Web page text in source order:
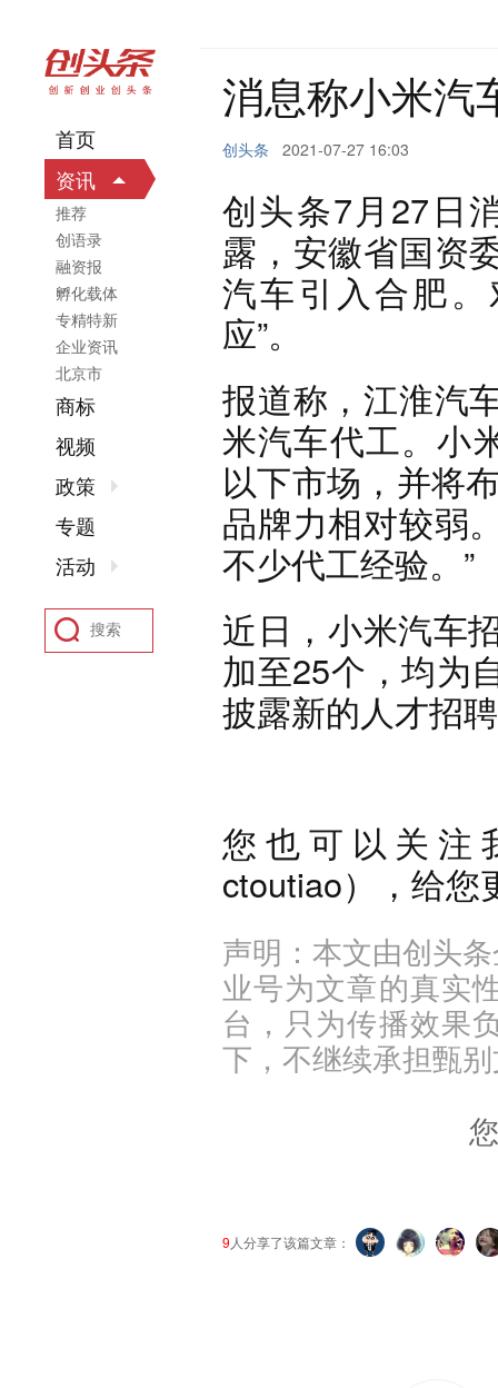
消息称小米汽
创头条 2021-07-27 16:03
创头条7月27日
露，安徽省国资
汽车引入合肥
应”。
报道称，江淮汽
米汽车代工。小
以下市场，并将
品牌力相对较弱
不少代工经验。”
近日，小米汽车
加至25个，均为
披露新的人才招
您也可以关注
ctoutiao），给您
声明：本文由创头
业号为文章的真实
台，只为传播效果
下，不继续承担甄
9 人分享了该篇文章：
首页
资讯
推荐
创语录
融资报
孵化载体
专精特新
企业资讯
北京市
商标
视频
政策
专题
活动